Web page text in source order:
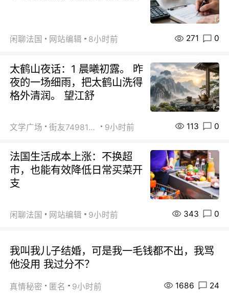
闲聊法国 网站编辑 8小时前 271 0
太鹤山夜话：1 晨曦初露。 昨
夜的一场细雨，把太鹤山洗得
格外清润。 望江舒
文学广场 街友74981146 9小时前 113 0
法国生活成本上涨：不换超
市，也能有效降低日常买菜开
支
闲聊法国 网站编辑 9小时前 343 0
我叫我儿子结婚，可是我一毛钱都不出，我骂
他没用 我过分不？
真情秘密 匿名 9小时前 1686 24